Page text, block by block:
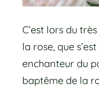
C’est lors du
la rose, que
enchanteur du
baptême de la